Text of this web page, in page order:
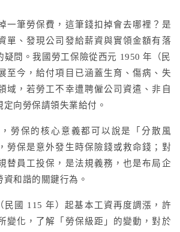
一筆勞保費，這筆錢扣掉會去哪裡？是
單、發現公司發給薪資與實領金額有落
疑問。我國勞工保險從西元 1950 年（民
至今，給付項目已涵蓋生育、傷病、失
域，若勞工不幸遭聘僱公司資遣、非自
向勞保請領失業給付。
勞保的核心意義都可以說是「分散風
勞保是意外發生時保險錢或救命錢；對
替員工投保，是法規義務，也是布局企
和諧的關鍵行為。
民國 115 年）起基本工資再度調漲，許
變化，了解「勞保級距」的變動，對於